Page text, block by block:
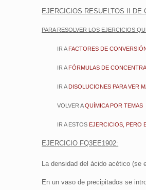
EJERCICIOS RESUELTOS II DE
PARA RESOLVER LOS EJERCICIOS
IR A FACTORES DE
IR A FÓRMULAS DE
IR A DISOLUCIONES PARA VER
VOLVER AQUÍMICA POR TEMAS
IR A ESTOS EJERCICIOS, PERO
EJERCICIO FQ3EE1902:
La densidad del ácido acético (se
En un vaso de precipitados se